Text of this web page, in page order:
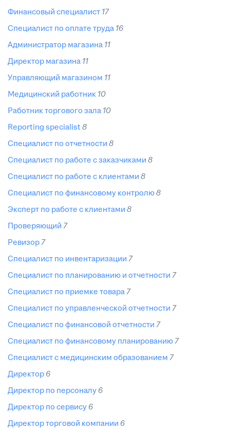
финансовый специалист 17
специалист по оплате труда 16
администратор магазина 11
директор магазина 11
управляющий магазином 11
медицинский работник 10
работник торгового зала 10
reporting specialist 8
специалист по отчетности 8
специалист по работе с заказчиками 8
специалист по работе с клиентами 8
специалист по финансовому контролю8
эксперт по работе с клиентами 8
проверяющий 7
ревизор 7
специалист по инвентаризации 7
специалист по планированию и отчетности 7
специалист по приемке товара 7
специалист по управленческой отчетности 7
специалист по финансовой отчетности 7
специалист по финансовому планированию 7
специалист с медицинским образованием 7
директор 6
директор по персоналу 6
директор по сервису 6
директор торговой компании 6